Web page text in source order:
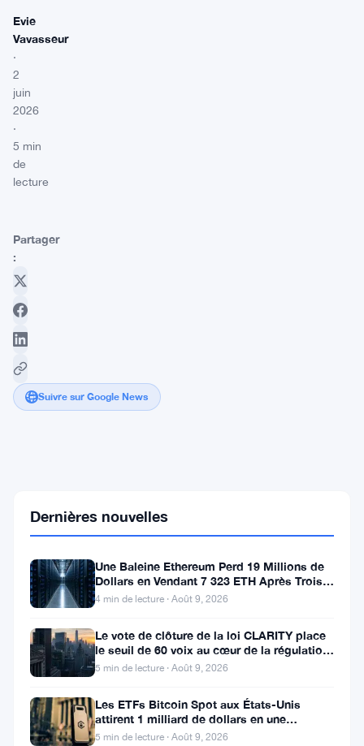
Evie
Vavasseur
·
2
juin
2026
·
5 min
de
lecture
Partager
:
Suivre sur Google News
traders
baissiers
abandonnent
l'espoir
d'un
rebond
Dernières nouvelles
Une Baleine Ethereum Perd 19 Millions de
Dollars en Vendant 7 323 ETH Après Trois
Ans de Staking
4 min de lecture · Août 9, 2026
Le vote de clôture de la loi CLARITY place
le seuil de 60 voix au cœur de la régulation
crypto
5 min de lecture · Août 9, 2026
Les ETFs Bitcoin Spot aux États-Unis
attirent 1 milliard de dollars en une
semaine, la faille de 116 millions
5 min de lecture · Août 9, 2026